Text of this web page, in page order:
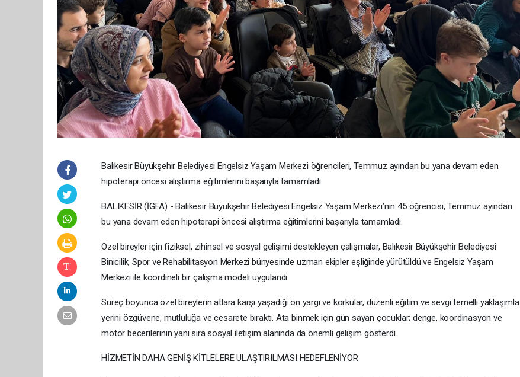
Balıkesir Büyükşehir Belediyesi Engelsiz Yaşam Merkezi öğrencileri, Temmuz ayından bu yana devam eden
hipoterapi öncesi alıştırma eğitimlerini başarıyla tamamladı.
BALIKESİR (İGFA) - Balıkesir Büyükşehir Belediyesi Engelsiz Yaşam Merkezi’nin 45 öğrencisi, Temmuz ayından
bu yana devam eden hipoterapi öncesi alıştırma eğitimlerini başarıyla tamamladı.
Özel bireyler için fiziksel, zihinsel ve sosyal gelişimi destekleyen çalışmalar, Balıkesir Büyükşehir Belediyesi
Binicilik, Spor ve Rehabilitasyon Merkezi bünyesinde uzman ekipler eşliğinde yürütüldü ve Engelsiz Yaşam
Merkezi ile koordineli bir çalışma modeli uygulandı.
Süreç boyunca özel bireylerin atlara karşı yaşadığı ön yargı ve korkular, düzenli eğitim ve sevgi temelli yaklaşımla
yerini özgüvene, mutluluğa ve cesarete bıraktı. Ata binmek için gün sayan çocuklar; denge, koordinasyon ve
motor becerilerinin yanı sıra sosyal iletişim alanında da önemli gelişim gösterdi.
HİZMETİN DAHA GENİŞ KİTLELERE ULAŞTIRILMASI HEDEFLENİYOR